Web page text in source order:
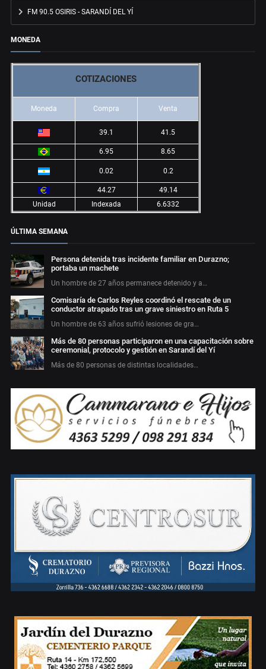
FM 90.5 OSIRIS - SARANDÍ DEL YÍ
MONEDA
COTIZACIONES
Moneda Compra Venta
39.1 41.5
6.95 8.65
0.02 0.2
44.27
49.14
Unidad
Indexada 6.6332
ÚLTIMA SEMANA
Persona detenida tras incidente familiar en Durazno;
portaba un machete
Un hombre de 27 años permanece detenido y a…
Comisaría de Carlos Reyles coordinó el rescate de un
conductor atrapado tras un grave siniestro en Ruta 5
Un hombre de 63 años sufrió lesiones de gra…
Más de 80 personas participaron en una capacitación sobre
ceremonial, protocolo y gestión en Sarandí del Yí
Más de 80 personas de distintas localidades…